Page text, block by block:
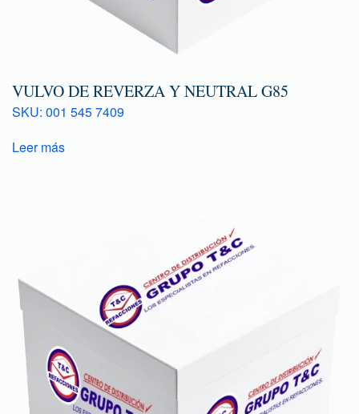
VULVO DE REVERZA Y NEUTRAL G85
SKU: 001 545 7409
Leer más